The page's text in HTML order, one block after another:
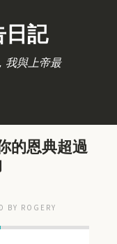
日記
我與上帝最
的恩典超過
BY ROGERY